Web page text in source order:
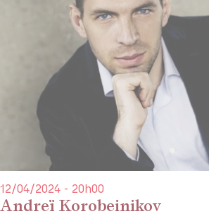
Andreï Korobeinikov
12/04/2024 - 20h00